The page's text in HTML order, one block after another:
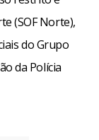
(SOF Norte),
do Grupo
da Polícia